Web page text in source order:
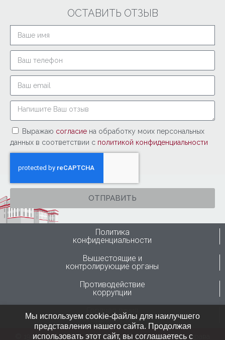
ОСТАВИТЬ ОТЗЫВ
Выражаю согласие на обработку моих персональных
данных в соответствии с политикой конфиденциальности
ОТПРАВИТЬ
Политика
конфиденциальности
Вышестоящие и
контролирующие органы
Противодействие
коррупции
Горячая линия
Минздрава России
© 1946-2024 ФГБУ “ННИИТО им. Я.Л.Цивьяна” Минздрава
Мы используем cookie-файлы для наилучшего
представления нашего сайта. Продолжая
использовать этот сайт, вы соглашаетесь с